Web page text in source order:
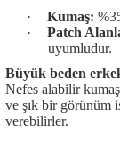
·
Kumaş:
·
Patch
uyumludur.
Büyük beden
Nefes alabilir
ve şık bir görünüm
verebilirler.